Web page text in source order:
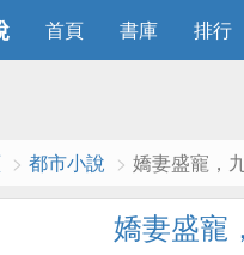
首頁 書庫 排行
都市小說 嬌妻盛寵，
嬌妻盛寵